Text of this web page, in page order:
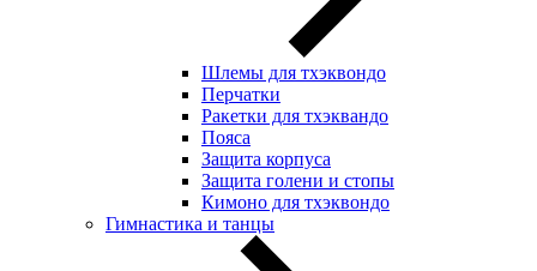
Шлемы для тхэквондо
Перчатки
Ракетки для тхэквандо
Пояса
Защита корпуса
Защита голени и стопы
Кимоно для тхэквондо
Гимнастика и танцы